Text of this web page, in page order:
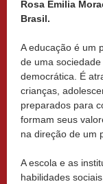
Rosa Emilia
Brasil.
A educação é um
de uma
democrática. É
crianças,
preparados para
formam seus
na direção de um
A escola e as
habilidades